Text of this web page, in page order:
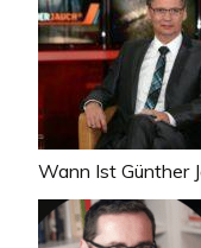
Wann Ist Günther